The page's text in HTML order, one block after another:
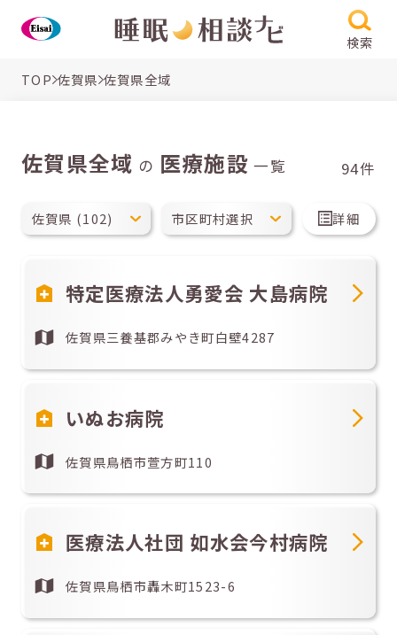
検索
TOP 佐賀県 佐賀県全域
佐賀県全域 の 医療施設 一覧 94件
詳細
特定医療法人勇愛会 大島病院
佐賀県三養基郡みやき町白壁4287
いぬお病院
佐賀県鳥栖市萱方町110
医療法人社団 如水会今村病院
佐賀県鳥栖市轟木町1523-6